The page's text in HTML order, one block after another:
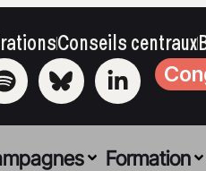
Conseils centraux
Formation